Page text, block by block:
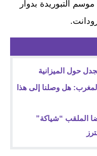
التبوريدة بدوار
حول الميزانية
هل وصلنا إلى هذا
الملقب “شياكة”